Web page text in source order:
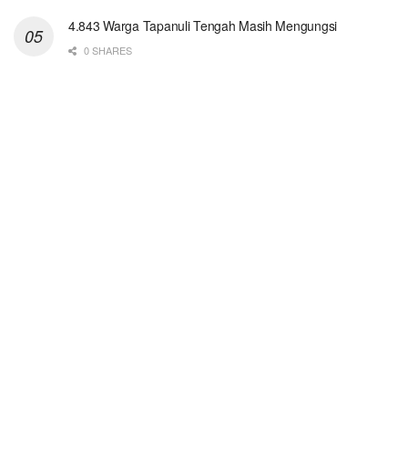
4.843 Warga Tapanuli Tengah Masih Mengungsi
0 SHARES